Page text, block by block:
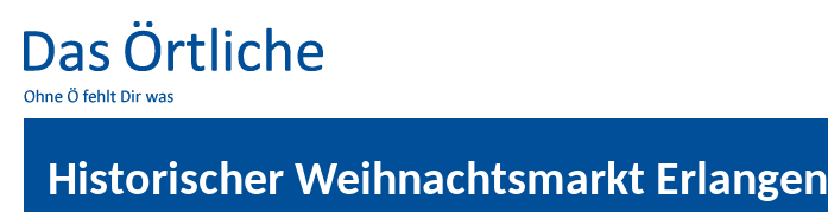
Historischer Weihnachtsmarkt Erlangen